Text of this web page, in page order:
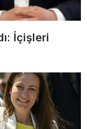
İçişleri